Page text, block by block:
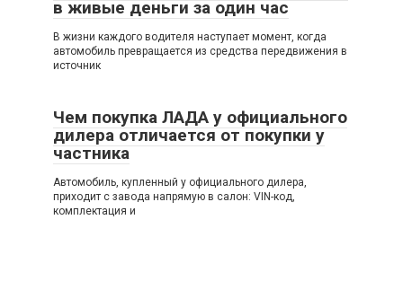
в живые деньги за один час
В жизни каждого водителя наступает момент, когда
автомобиль превращается из средства передвижения в
источник
Чем покупка ЛАДА у официального
дилера отличается от покупки у
частника
Автомобиль, купленный у официального дилера,
приходит с завода напрямую в салон: VIN-код,
комплектация и